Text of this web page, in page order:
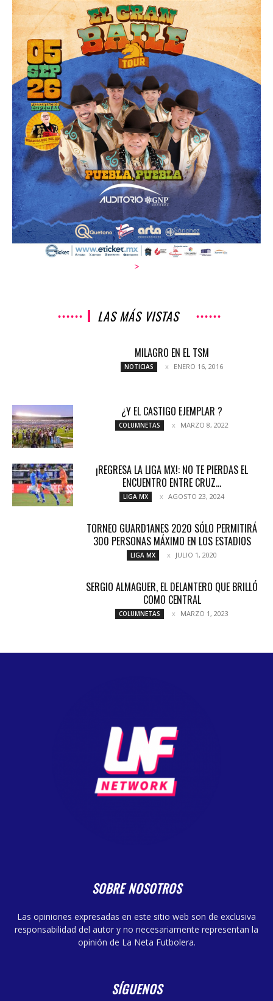
>
LAS MÁS VISTAS
MILAGRO EN EL TSM
NOTICIAS ENERO 16, 2016
¿Y EL CASTIGO EJEMPLAR ?
COLUMNETAS MARZO 8, 2022
¡REGRESA LA LIGA MX!: NO TE PIERDAS EL
ENCUENTRO ENTRE CRUZ...
LIGA MX AGOSTO 23, 2024
TORNEO GUARD1ANES 2020 SÓLO PERMITIRÁ
300 PERSONAS MÁXIMO EN LOS ESTADIOS
LIGA MX JULIO 1, 2020
SERGIO ALMAGUER, EL DELANTERO QUE BRILLÓ
COMO CENTRAL
COLUMNETAS MARZO 1, 2023
SOBRE NOSOTROS
Las opiniones expresadas en este sitio web son de exclusiva
responsabilidad del autor y no necesariamente representan la
opinión de La Neta Futbolera.
SÍGUENOS